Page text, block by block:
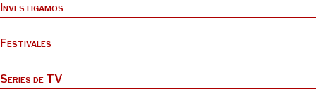
Investigamos
Festivales
Series de TV